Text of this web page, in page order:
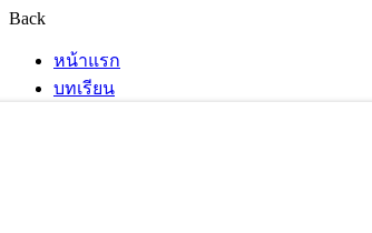
Back
หน้าแรก
บทเรียน